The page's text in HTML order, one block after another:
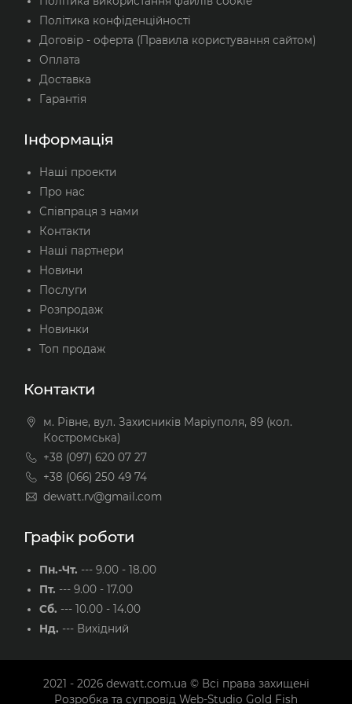
Політика конфіденційності
Договір - оферта (Правила користування сайтом)
Оплата
Доставка
Гарантія
Інформація
Наші проекти
Про нас
Співпраця з нами
Контакти
Наші партнери
Новини
Послуги
Розпродаж
Новинки
Топ продаж
Контакти
м. Рівне, вул. Захисників Маріуполя, 89 (кол.
Костромська)
+38 (097) 620 07 27
+38 (066) 250 49 74
dewatt.rv@gmail.com
Графік роботи
Пн.-Чт. --- 9.00 - 18.00
Пт. --- 9.00 - 17.00
Сб. --- 10.00 - 14.00
Нд. --- Вихідний
2021 - 2026 dewatt.com.ua © Всі права захищені
Розробка та супровід Web-Studio Gold Fish